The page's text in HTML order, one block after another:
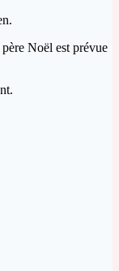
Noël est prévue